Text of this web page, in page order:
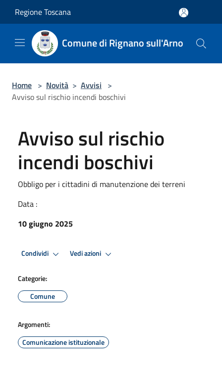
Regione Toscana
Comune di Rignano sull'Arno
Home > Novità > Avvisi >
Avviso sul rischio incendi boschivi
Avviso sul rischio
incendi boschivi
Obbligo per i cittadini di manutenzione dei terreni
Data :
10 giugno 2025
Condividi Vedi azioni
Categorie:
Comune
Argomenti:
Comunicazione istituzionale